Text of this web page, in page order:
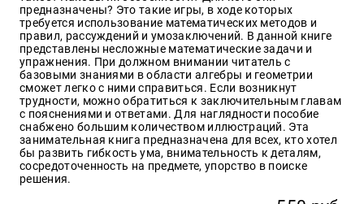
предназначены? Это такие игры, в ходе которых
требуется использование математических методов и
правил, рассуждений и умозаключений. В данной книге
представлены несложные математические задачи и
упражнения. При должном внимании читатель с
базовыми знаниями в области алгебры и геометрии
сможет легко с ними справиться. Если возникнут
трудности, можно обратиться к заключительным главам
с пояснениями и ответами. Для наглядности пособие
снабжено большим количеством иллюстраций. Эта
занимательная книга предназначена для всех, кто хотел
бы развить гибкость ума, внимательность к деталям,
сосредоточенность на предмете, упорство в поиске
решения.
Оптовикам
Авторам
Контакты
Мероприятия
+7(499)
350-17-